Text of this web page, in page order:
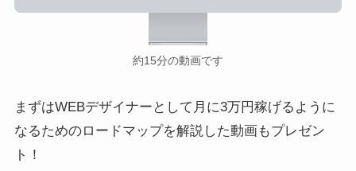
約15分の動画です
まずはWEBデザイナーとして月に3万円稼げるように
なるためのロードマップを解説した動画もプレゼン
ト！